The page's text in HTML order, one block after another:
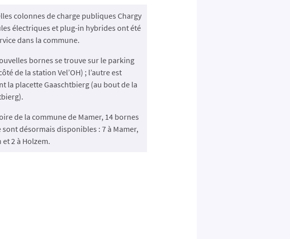
colonnes de charge publiques Chargy
électriques et plug-in hybrides ont été
dans la commune.
bornes se trouve sur le parking
de la station Vel’OH) ; l’autre est
la placette Gaaschtbierg (au bout de la
de la commune de Mamer, 14 bornes
sont désormais disponibles : 7 à Mamer,
et 2 à Holzem.